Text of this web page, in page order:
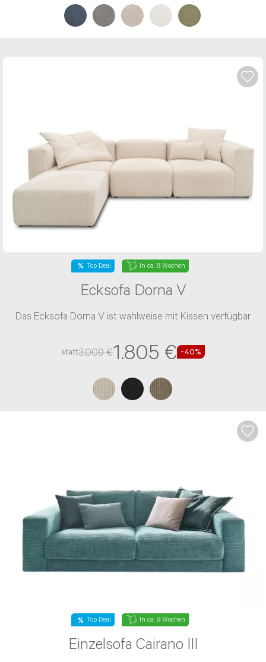
Top Deal In ca. 8 Wochen
Ecksofa Dorna V
Das Ecksofa Dorna V ist wahlweise mit Kissen verfügbar
statt3.009 €1.805 € -40%
Top Deal In ca. 9 Wochen
Einzelsofa Cairano III